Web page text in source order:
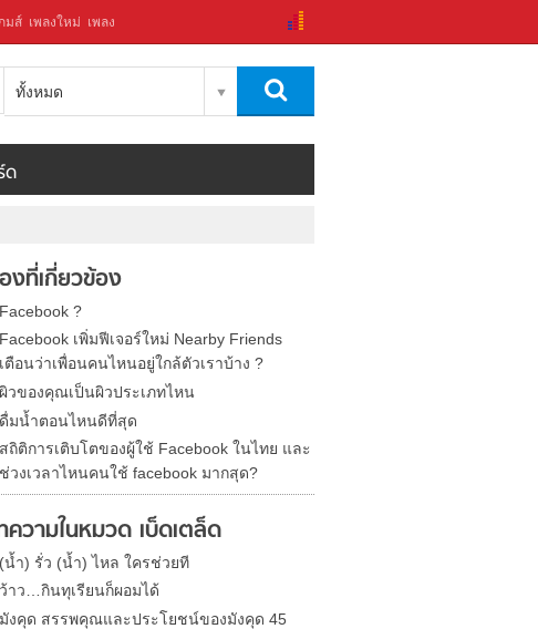
มส์ เพลงใหม่ เพลง
ทั้งหมด
ด
งที่เกี่ยวข้อง
Facebook ?
Facebook เพิ่มฟีเจอร์ใหม่ Nearby Friends
เตือนว่าเพื่อนคนไหนอยู่ใกล้ตัวเราบ้าง ?
ผิวของคุณเป็นผิวประเภทไหน
ดื่มน้ำตอนไหนดีที่สุด
สถิติการเติบโตของผู้ใช้ Facebook ในไทย และ
ช่วงเวลาไหนคนใช้ facebook มากสุด?
ความในหมวด เบ็ดเตล็ด
(น้ำ) รั่ว (น้ำ) ไหล ใครช่วยที
ว้าว…กินทุเรียนก็ผอมได้
มังคุด สรรพคุณและประโยชน์ของมังคุด 45